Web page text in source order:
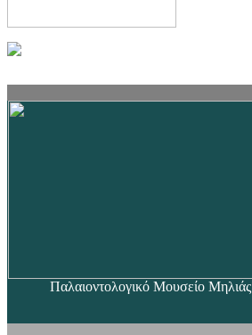
Παλαιοντολογικό Μουσείο Μηλιάς